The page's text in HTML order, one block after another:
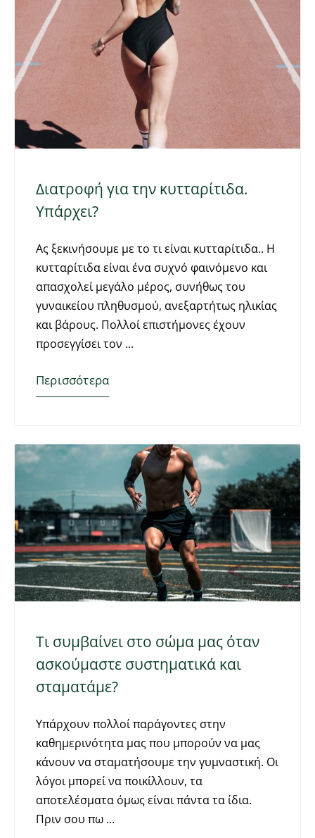
Διατροφή για την κυτταρίτιδα.
Υπάρχει?
Ας ξεκινήσουμε με το τι είναι κυτταρίτιδα.. Η
κυτταρίτιδα είναι ένα συχνό φαινόμενο και
απασχολεί μεγάλο μέρος, συνήθως του
γυναικείου πληθυσμού, ανεξαρτήτως ηλικίας
και βάρους. Πολλοί επιστήμονες έχουν
προσεγγίσει τον
Περισσότερα
Τι συμβαίνει στο σώμα μας όταν
ασκούμαστε συστηματικά και
σταματάμε?
Υπάρχουν πολλοί παράγοντες στην
καθημερινότητα μας που μπορούν να μας
κάνουν να σταματήσουμε την γυμναστική. Οι
λόγοι μπορεί να ποικίλλουν, τα
αποτελέσματα όμως είναι πάντα τα ίδια.
Πριν σου πω